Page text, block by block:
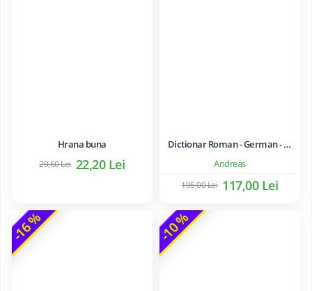
Hrana buna
22,20 Lei
29,60 Lei Andreas
Dictionar Roman - German - Mihai Anutei
117,00 Lei
195,00 Lei
-16 % -10 %